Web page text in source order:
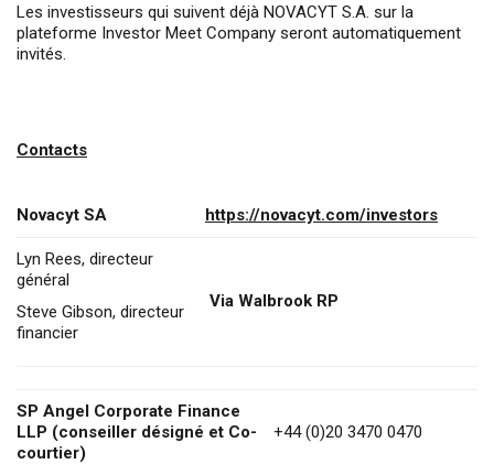
Les investisseurs qui suivent déjà NOVACYT S.A. sur la
plateforme Investor Meet Company seront automatiquement
invités.
Contacts
Novacyt SA https://novacyt.com/investors
Lyn Rees, directeur
général
Steve Gibson, directeur
financier
Via Walbrook RP
SP Angel Corporate Finance
LLP (conseiller désigné et Co-
courtier)
+44 (0)20 3470 0470